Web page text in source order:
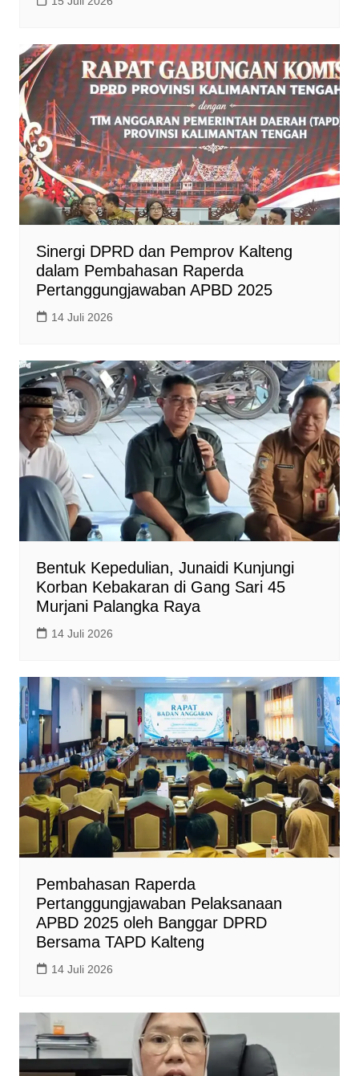
Sinergi DPRD dan Pemprov Kalteng
dalam Pembahasan Raperda
Pertanggungjawaban APBD 2025
14 Juli 2026
Bentuk Kepedulian, Junaidi Kunjungi
Korban Kebakaran di Gang Sari 45
Murjani Palangka Raya
14 Juli 2026
Pembahasan Raperda
Pertanggungjawaban Pelaksanaan
APBD 2025 oleh Banggar DPRD
Bersama TAPD Kalteng
14 Juli 2026